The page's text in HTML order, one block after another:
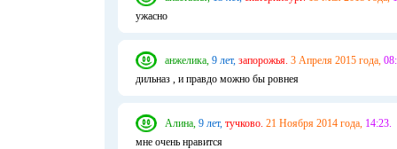
ужасно
анжелика, 9 лет, запорожья. 3 Апреля 2015 года,
дильназ , и правдо можно бы ровнея
Алина, 9 лет, тучково. 21 Ноября 2014 года, 14:23.
мне очень нравится